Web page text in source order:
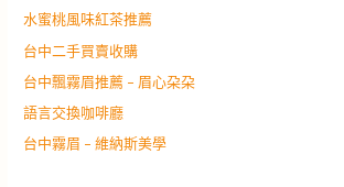
水蜜桃風味紅茶推薦
台中二手買賣收購
台中飄霧眉推薦 – 眉心朶朶
語言交換咖啡廳
台中霧眉 – 維納斯美學